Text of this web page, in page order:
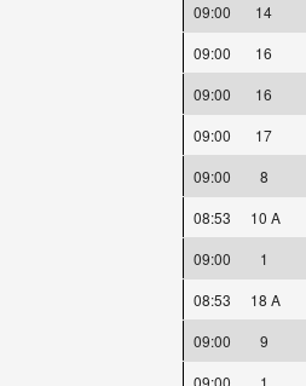
09:00
14
09:00
16
09:00
16
09:00
17
09:00
8
08:53
10 A
09:00
1
08:53
18 A
09:00
9
09:00
1